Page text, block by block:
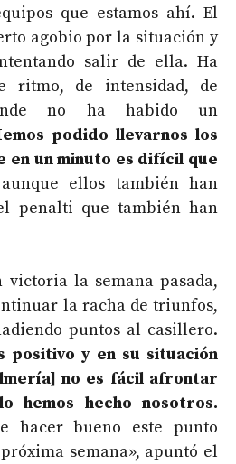
que estamos ahí. El
agobio por la situación y
salir de ella. Ha
ritmo, de intensidad, de
no ha habido un
podido llevarnos los
un minuto es difícil que
ellos también han
penalti que también han
victoria la semana pasada,
la racha de triunfos,
puntos al casillero.
positivo y en su situación
no es fácil afrontar
hemos hecho nosotros.
hacer bueno este punto
semana», apuntó el